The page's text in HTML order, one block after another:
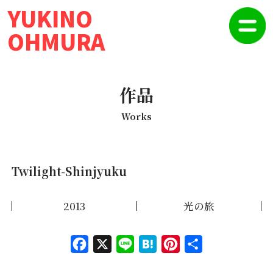
YUKINO
OHMURA
作品
Works
Twilight-Shinjyuku
2013 光の旅
Face
X Line
Hate
Pinte